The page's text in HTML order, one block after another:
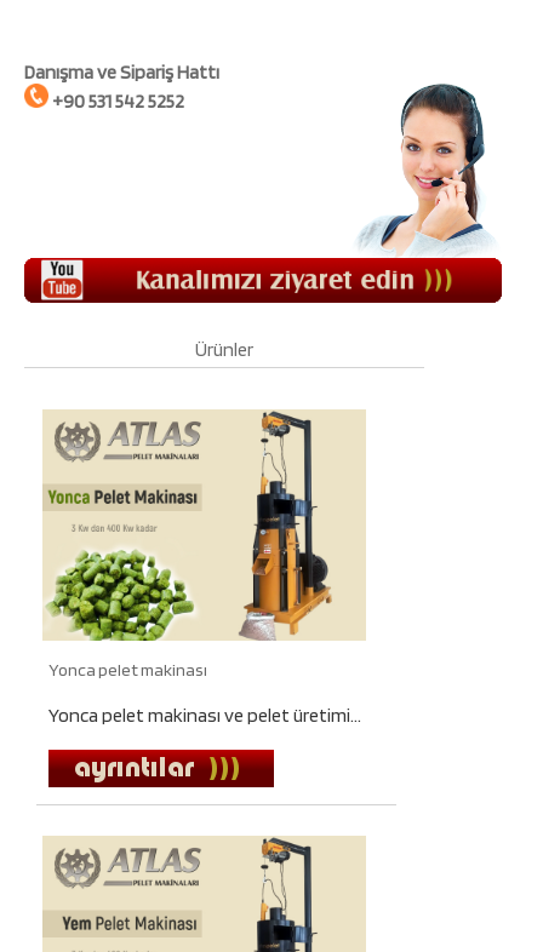
Danışma ve Sipariş Hattı
+90 531 542 5252
Ürünler
Yonca pelet makinası
Yonca pelet makinası ve pelet üretimi...